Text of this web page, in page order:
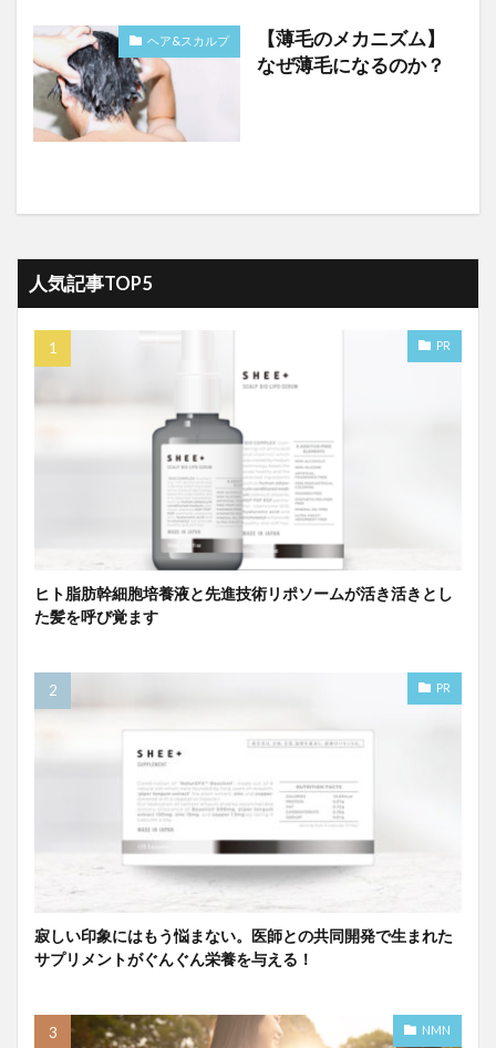
ヘア&スカルプ
【薄毛のメカニズム】
なぜ薄毛になるのか？
人気記事TOP5
PR
ヒト脂肪幹細胞培養液と先進技術リポソームが活き活きとし
た髪を呼び覚ます
PR
寂しい印象にはもう悩まない。医師との共同開発で生まれた
サプリメントがぐんぐん栄養を与える！
NMN